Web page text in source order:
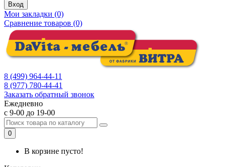
Вход
Мои закладки (0)
Сравнение товаров (0)
8 (499) 964-44-11
8 (977) 780-44-41
Заказать обратный звонок
Ежедневно
с 9-00 до 19-00
0
В корзине пусто!